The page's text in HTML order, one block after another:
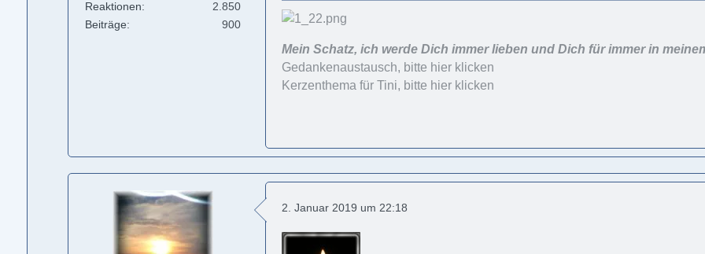
Reaktionen
2.850
Beiträge
900
Mein Schatz, ich werde Dich immer lieben und Dich für immer in
Gedankenaustausch, bitte hier klicken
Kerzenthema für Tini, bitte hier klicken
2. Januar 2019 um 22:18